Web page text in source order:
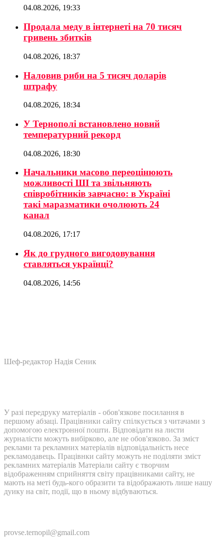
04.08.2026, 19:33
Продала меду в інтернеті на 70 тисяч
гривень збитків
04.08.2026, 18:37
Наловив риби на 5 тисяч доларів
штрафу
04.08.2026, 18:34
У Тернополі встановлено новий
температурний рекорд
04.08.2026, 18:30
Начальники масово переоцінюють
можливості ШІ та звільняють
співробітників завчасно: в Україні
такі маразматики очолюють 24
канал
04.08.2026, 17:17
Як до грудного вигодовування
ставляться українці?
04.08.2026, 14:56
Шеф-редактор Надія Сеник
У разі передруку матеріалів - обов'язкове посилання в
першому абзаці. Працівники сайту спілкується з читачами з
допомогою електронної пошти. Відповідати на листи
журналісти можуть вибірково, але не обов'язково. За зміст
реклами та рекламних матеріалів відповідальність несе
рекламодавець. Працівнки сайту можуть не поділяти зміст
рекламних матеріалів Матеріали сайту є творчим
відображенням сприйняття світу працівниками сайту, не
мають на меті будь-кого образити та відображають лише нашу
дуику на світ, події, що в ньому відбуваються.
provse.ternopil@gmail.com